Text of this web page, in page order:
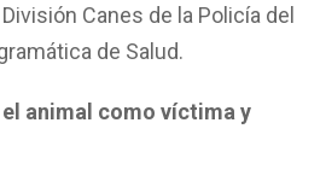
Canes de la Policía del
de Salud.
animal como víctima y